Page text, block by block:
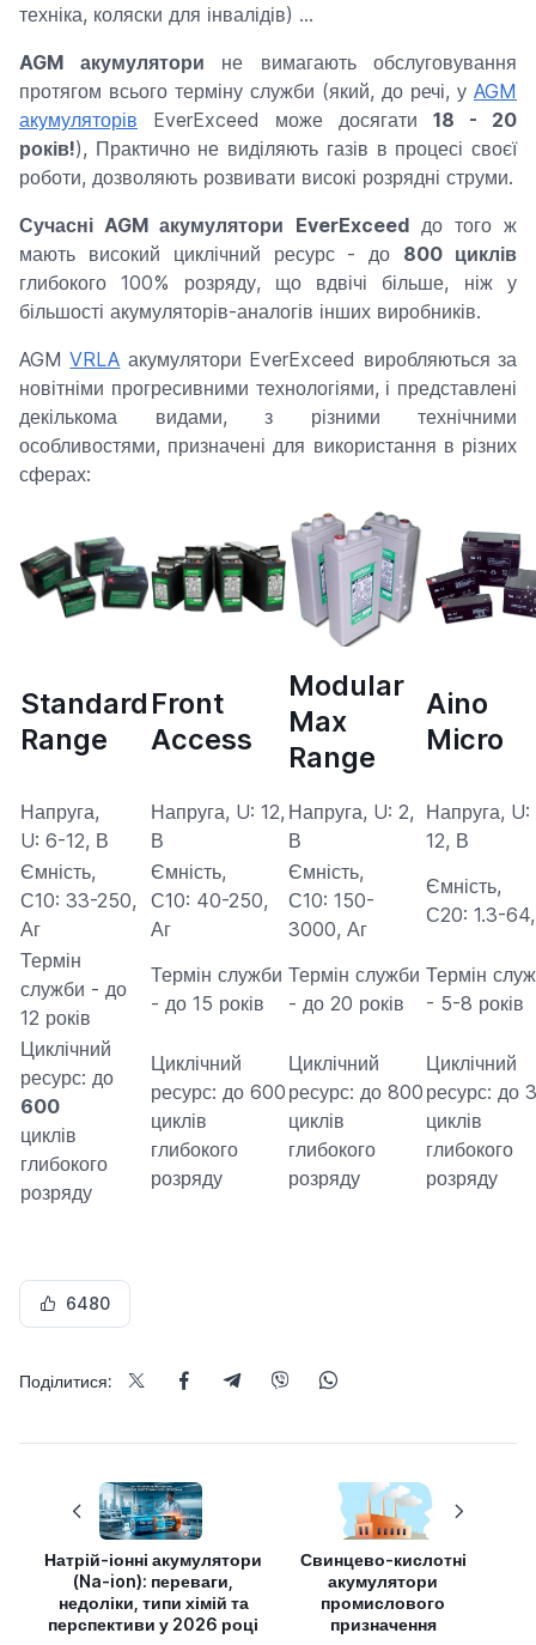
техніка, коляски для інвалідів) ...
AGM акумулятори не вимагають обслуговування
протягом всього терміну служби (який, до речі, у AGM
акумуляторів EverExceed може досягати 18 - 20
років!), Практично не виділяють газів в процесі своєї
роботи, дозволяють розвивати високі розрядні струми.
Сучасні AGM акумулятори EverExceedдо того ж
мають високий циклічний ресурс - до 800 циклів
глибокого 100% розряду, що вдвічі більше, ніж у
більшості акумуляторів-аналогів інших виробників.
AGMVRLA акумулятори EverExceed виробляються за
новітніми прогресивними технологіями, і представлені
декількома видами, з різними технічними
особливостями, призначені для використання в різних
сферах:
Standard
Range
Front
Access
Modular
Max
Range
Aino
Micro
Напруга,
U: 6-12, В
Напруга, U: 12,
В
Напруга, U: 2,
В
Напруга,
12, В
Ємність,
С10: 33-250,
Аг
Ємність,
С10: 40-250,
Аг
Ємність,
С10: 150-
3000, Аг
Ємність,
С20: 1.3-
Термін
служби - до
12 років
Термін служби
- до 15 років
Термін служби
- до 20 років
Термін
- 5-8 років
Циклічний
ресурс: до
600
циклів
глибокого
розряду
Циклічний
ресурс: до 600
циклів
глибокого
розряду
Циклічний
ресурс: до 800
циклів
глибокого
розряду
Циклічний
ресурс: до
циклів
глибокого
розряду
6480
Поділитися:
Натрій-іонні акумулятори
(Na-ion): переваги,
недоліки, типи хімій та
перспективи у 2026 році
Свинцево-кислотні
акумулятори
промислового
призначення